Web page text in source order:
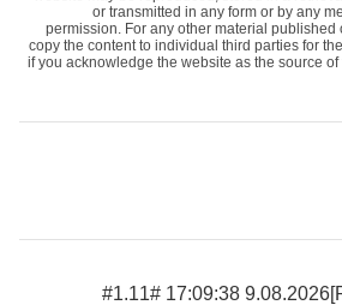
or transmitted in any form or by
permission. For any other material
copy the content to individual third parties for
if you acknowledge the website as the
9.08.2026 17:09:38